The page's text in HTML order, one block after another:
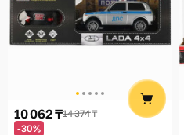
10 062 ₸14 374 ₸
-30%